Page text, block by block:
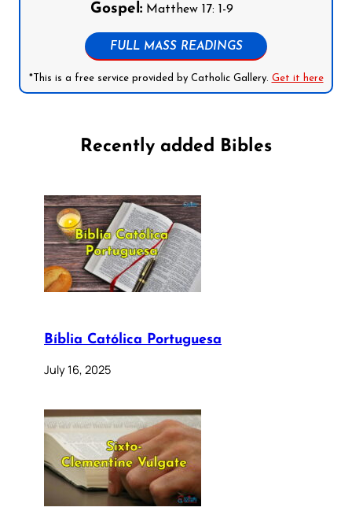
Gospel:Matthew 17: 1-9
FULL MASS READINGS
*This is a free service provided by Catholic Gallery. Get it here
Recently added Bibles
Bíblia Católica Portuguesa
July 16, 2025